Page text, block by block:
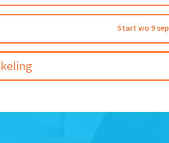
Start wo 9 sep